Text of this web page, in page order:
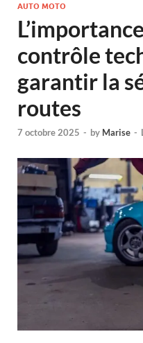
AUTO MOTO
contrôle
garantir la
routes
7 octobre 2025 - by Marise -